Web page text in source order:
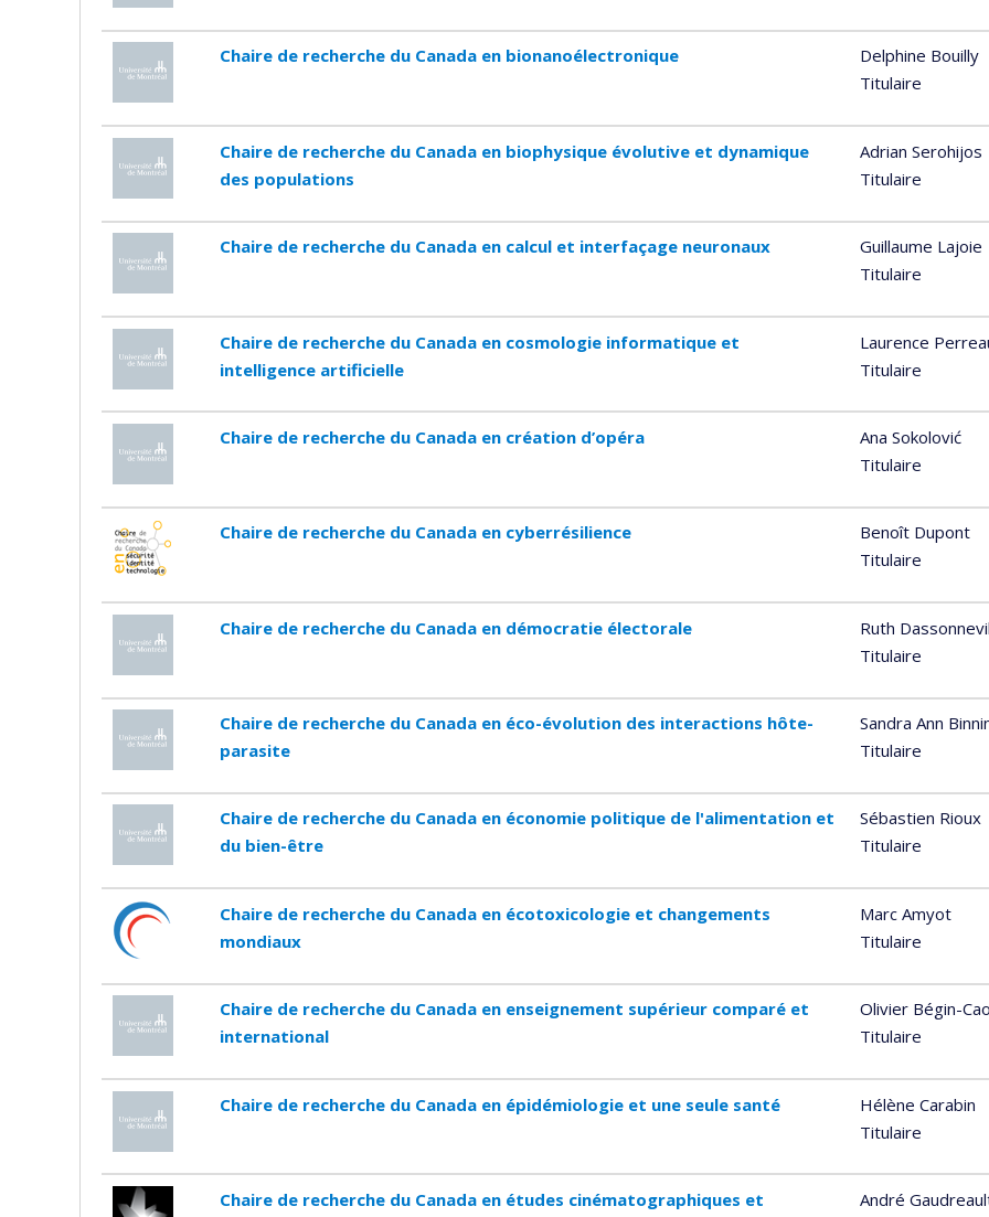
Chaire de recherche du Canada en bionanoélectronique
Delphine Bouilly
Titulaire
Chaire de recherche du Canada en biophysique évolutive et dynamique
des populations
Adrian Serohijos
Titulaire
Chaire de recherche du Canada en calcul et interfaçage neuronaux
Guillaume Lajoie
Titulaire
Chaire de recherche du Canada en cosmologie informatique et
intelligence artificielle
Laurence
Titulaire
Chaire de recherche du Canada en création d’opéra
Ana Sokolović
Titulaire
Chaire de recherche du Canada en cyberrésilience
Benoît Dupont
Titulaire
Chaire de recherche du Canada en démocratie électorale
Ruth
Titulaire
Chaire de recherche du Canada en éco-évolution des interactions hôte-
parasite
Sandra Ann
Titulaire
Chaire de recherche du Canada en économie politique de l'alimentation et
du bien-être
Sébastien Rioux
Titulaire
Chaire de recherche du Canada en écotoxicologie et changements
mondiaux
Marc Amyot
Titulaire
Chaire de recherche du Canada en enseignement supérieur comparé et
international
Olivier Bégin-
Titulaire
Chaire de recherche du Canada en épidémiologie et une seule santé
Hélène Carabin
Titulaire
Chaire de recherche du Canada en études cinématographiques et
André